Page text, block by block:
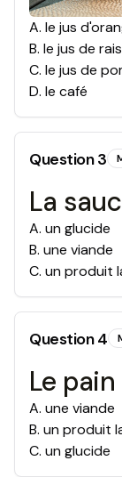
A. le jus
B. le jus de
C. le jus de
D. le café
Question3
La
A. un glucide
B. une viande
C. un produit
Question4
Le pain
A. une viande
B. un produit
C. un glucide